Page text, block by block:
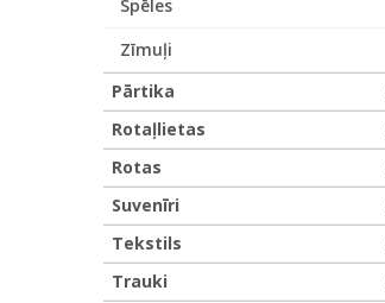
Spēles
Zīmuļi
Pārtika
Rotaļlietas
Rotas
Suvenīri
Tekstils
Trauki